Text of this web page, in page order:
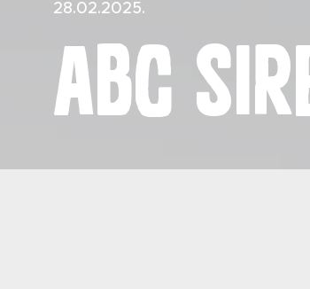
28.02.2025.
ABC